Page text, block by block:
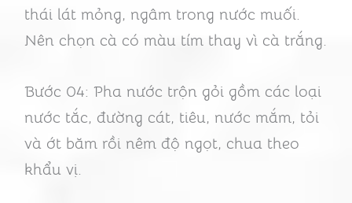
thái lát mỏng, ngâm trong nước muối.
Nên chọn cà có màu tím thay vì cà trắng.
Bước 04: Pha nước trộn gỏi gồm các loại
nước tắc, đường cát, tiêu, nước mắm, tỏi
và ớt băm rồi nêm độ ngọt, chua theo
khẩu vị.